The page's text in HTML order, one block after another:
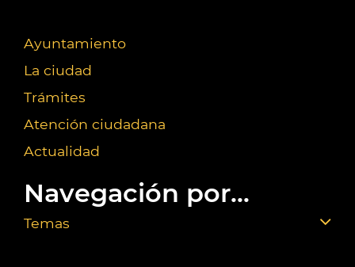
Ayuntamiento
La ciudad
Trámites
Atención ciudadana
Actualidad
Navegación por...
Temas